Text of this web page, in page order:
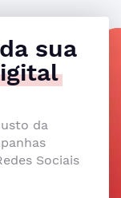
sua
da
Sociais